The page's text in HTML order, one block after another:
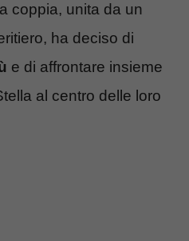
coppia, unita da un
ha deciso di
e di affrontare insieme
al centro delle loro